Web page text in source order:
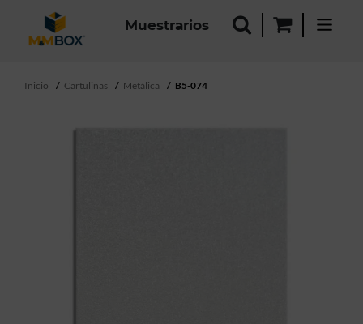
Muestrarios
Inicio Cartulinas Metálica B5-074